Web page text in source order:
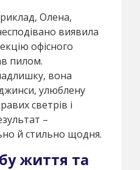
Олена,
виявила
офісного
пилом.
вона
улюблену
светрів і
–
й стильно щодня.
життя та